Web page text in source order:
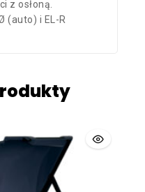
z osłoną.
(auto) i EL-R